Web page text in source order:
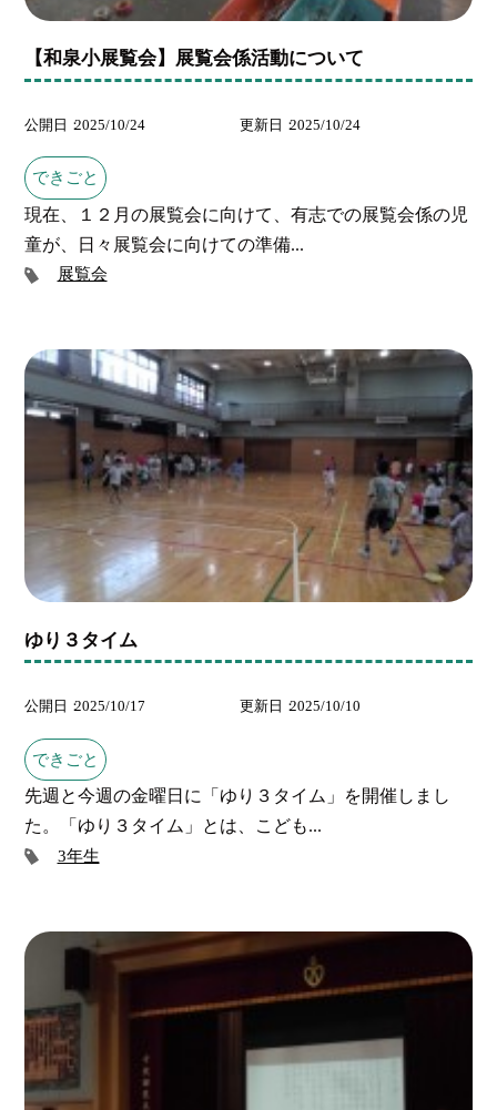
【和泉小展覧会】展覧会係活動について
公開日 2025/10/24 更新日 2025/10/24
できごと
現在、１２月の展覧会に向けて、有志での展覧会係の児
童が、日々展覧会に向けての準備...
展覧会
ゆり３タイム
公開日 2025/10/17 更新日 2025/10/10
できごと
先週と今週の金曜日に「ゆり３タイム」を開催しまし
た。「ゆり３タイム」とは、こども...
3年生